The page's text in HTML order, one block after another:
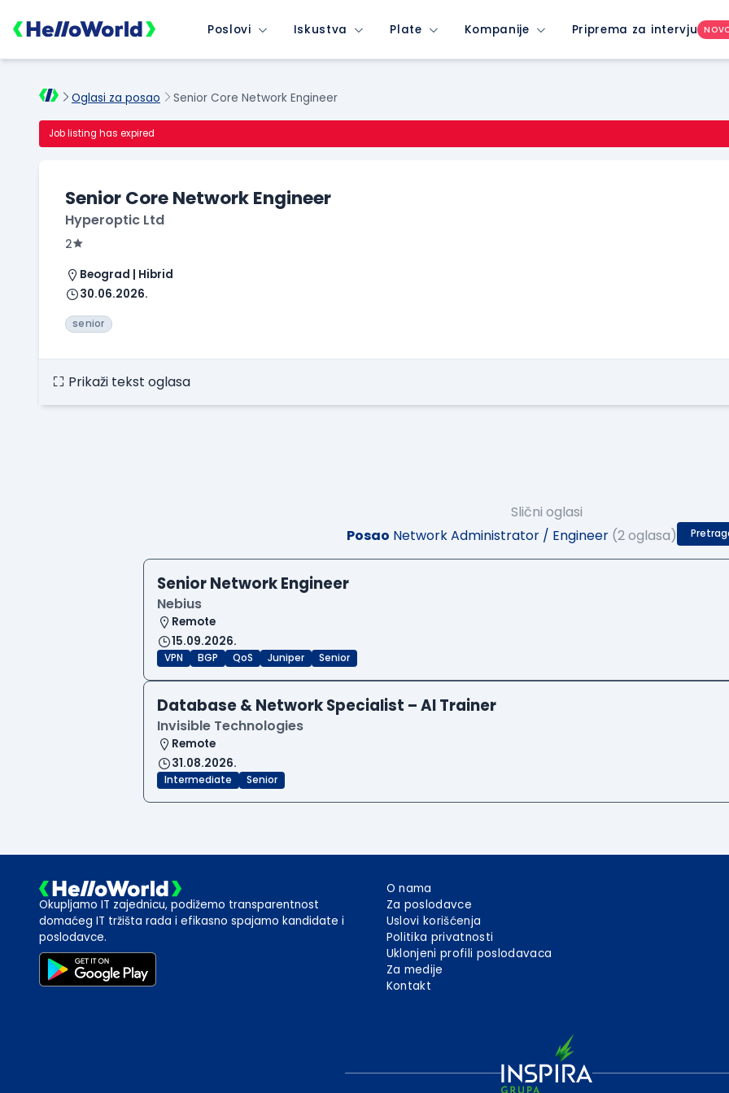
Poslovi Iskustva Plate Kompanije Priprema za intervju
Oglasi za posao Senior Core Network Engineer
Job listing has expired
Senior Core Network Engineer
Hyperoptic Ltd
2
Beograd | Hibrid
30.06.2026.
senior
Prikaži tekst oglasa
Slični oglasi
Posao Network Administrator / Engineer (2 oglasa)
Senior Network Engineer
Nebius
Remote
15.09.2026.
VPN BGP QoS Juniper Senior
Database & Network Specialist – AI Trainer
Invisible Technologies
Remote
31.08.2026.
Intermediate Senior
Okupljamo IT zajednicu, podižemo transparentnost
domaćeg IT tržišta rada i efikasno spajamo kandidate i
poslodavce.
O nama
Za poslodavce
Uslovi korišćenja
Politika privatnosti
Uklonjeni profili poslodavaca
Za medije
Kontakt